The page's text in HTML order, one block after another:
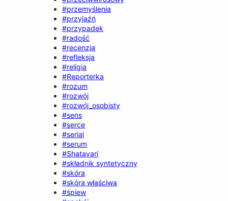
#przemyślenia
#przyjaźń
#przypadek
#radość
#recenzja
#refleksja
#religia
#Reporterka
#rozum
#rozwój
#rozwój_osobisty
#sens
#serce
#serial
#serum
#Shatavari
#składnik syntetyczny
#skóra
#skóra właściwa
#śpiew